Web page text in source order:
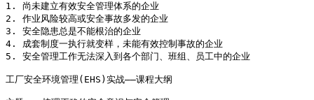
1. 尚未建立有效安全管理体系的企业
2. 作业风险较高或安全事故多发的企业
3. 安全隐患总是不能根治的企业
4. 成套制度一执行就变样，未能有效控制事故的企业
5. 安全管理工作无法深入到各个部门、班组、员工中的企业
工厂安全环境管理(EHS)实战——课程大纲